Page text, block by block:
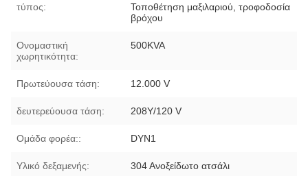
τύπος:
Τοποθέτηση μαξιλαριού, τροφοδοσία
βρόχου
Ονομαστική
χωρητικότητα:
500KVA
Πρωτεύουσα τάση: 12.000 V
δευτερεύουσα τάση: 208Y/120 V
Ομάδα φορέα:: DYN1
Υλικό δεξαμενής: 304 Ανοξείδωτο ατσάλι